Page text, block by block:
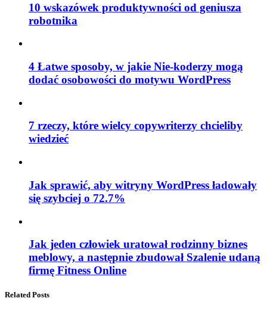
10 wskazówek produktywności od geniusza
robotnika
4 Łatwe sposoby, w jakie Nie-koderzy mogą
dodać osobowości do motywu WordPress
7 rzeczy, które wielcy copywriterzy chcieliby
wiedzieć
Jak sprawić, aby witryny WordPress ładowały
się szybciej o 72.7%
Jak jeden człowiek uratował rodzinny biznes
meblowy, a następnie zbudował Szalenie udaną
firmę Fitness Online
Related Posts